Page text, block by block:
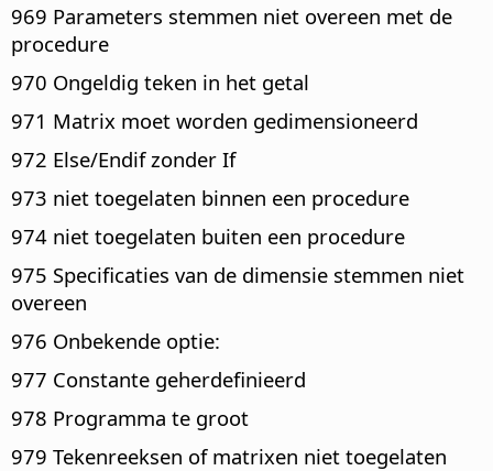
969 Parameters stemmen niet overeen met de
procedure
970 Ongeldig teken in het getal
971 Matrix moet worden gedimensioneerd
972 Else/Endif zonder If
973 niet toegelaten binnen een procedure
974 niet toegelaten buiten een procedure
975 Specificaties van de dimensie stemmen niet
overeen
976 Onbekende optie:
977 Constante geherdefinieerd
978 Programma te groot
979 Tekenreeksen of matrixen niet toegelaten